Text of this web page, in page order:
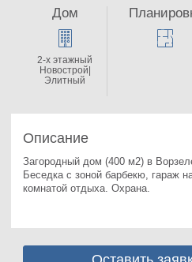
Описание
Загородный дом (400 м2) в
Беседка с зоной барбекю, гараж
комнатой отдыха. Охрана.
Дом
2-x этажный
Новострой|
Элитный